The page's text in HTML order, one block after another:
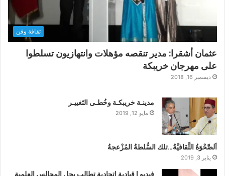
ثقافة وفن
عثمان أشقرا: مدير تنقصه مؤهلات وانتهازيون تسلطوا
على مهرجان خريبكة
ديسمبر 16, 2018
مدينـة خريبكـة وخُطـى التَغييـر
مايو 12, 2019
اَلصَّحْوَةُ الثَّقافيَّةُ…تلك السُّلطةُ المُزْعجةُ
يناير 3, 2019